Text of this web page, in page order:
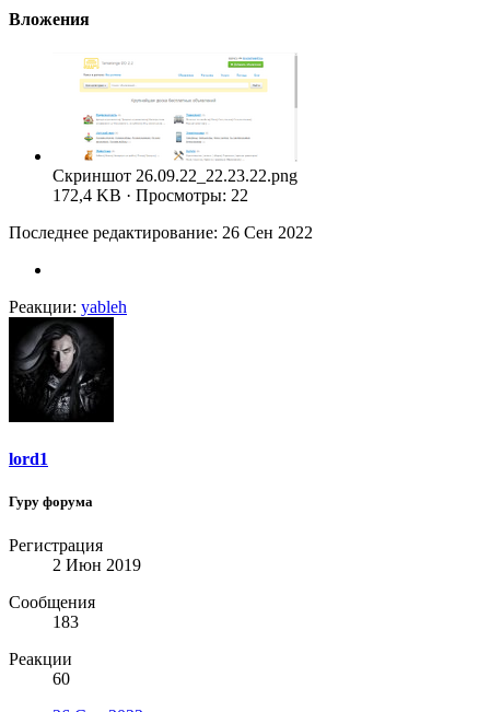
Вложения
Скриншот 26.09.22_22.23.22.png
172,4 KB · Просмотры: 22
Последнее редактирование: 26 Сен 2022
Реакции: yableh
lord1
Гуру форума
Регистрация
2 Июн 2019
Сообщения
183
Реакции
60